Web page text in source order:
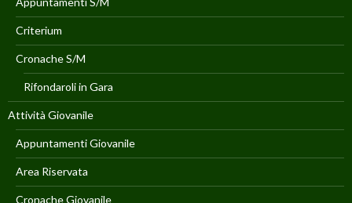
Criterium
Cronache S/M
Rifondaroli in Gara
Attività Giovanile
Appuntamenti Giovanile
Area Riservata
Cronache Giovanile